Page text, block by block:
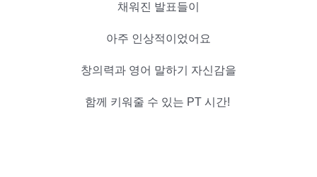
채워진 발표들이
아주 인상적이었어요
창의력과 영어 말하기 자신감을
함께 키워줄 수 있는 PT 시간!